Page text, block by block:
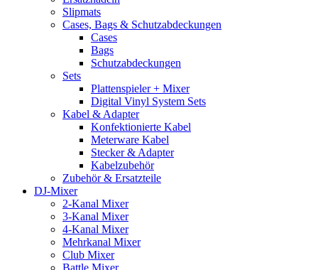
Slipmats
Cases, Bags & Schutzabdeckungen
Cases
Bags
Schutzabdeckungen
Sets
Plattenspieler + Mixer
Digital Vinyl System Sets
Kabel & Adapter
Konfektionierte Kabel
Meterware Kabel
Stecker & Adapter
Kabelzubehör
Zubehör & Ersatzteile
DJ-Mixer
2-Kanal Mixer
3-Kanal Mixer
4-Kanal Mixer
Mehrkanal Mixer
Club Mixer
Battle Mixer